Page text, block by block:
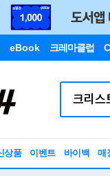
eBook 크레마클럽
상품 이벤트 바이백 매